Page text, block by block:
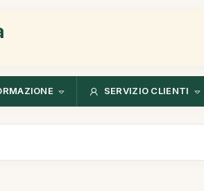
SERVIZIO CLIENTI